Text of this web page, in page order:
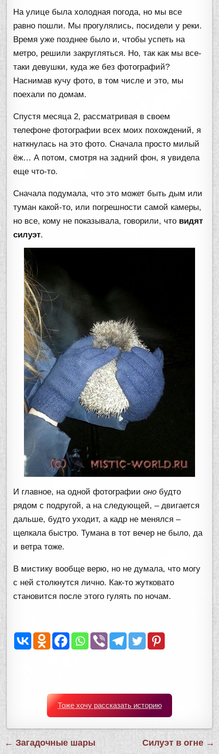
На улице была холодная погода, но мы все
равно пошли. Мы прогулялись, посидели у реки.
Время уже позднее было и, чтобы успеть на
метро, решили закругляться. Но, так как мы все-
таки девушки, куда же без фотографий?
Наснимав кучу фото, в том числе и это, мы
поехали по домам.
Спустя месяца 2, рассматривая в своем
телефоне фотографии всех моих похождений, я
наткнулась на это фото. Сначала просто милый
ёж… А потом, смотря на задний фон, я увидела
еще что-то.
Сначала подумала, что это может быть дым или
туман какой-то, или погрешности самой камеры,
но все, кому не показывала, говорили, что видят
силуэт.
И главное, на одной фотографиионо будто
рядом с подругой, а на следующей, – двигается
дальше, будто уходит, а кадр не менялся –
щелкала быстро. Тумана в тот вечер не было, да
и ветра тоже.
В мистику вообще верю, но не думала, что могу
с ней столкнутся лично. Как-то жутковато
становится после этого гулять по ночам.
Тоже хочу рассказать историю
Навигация
по
← Загадочные шары Силуэт в огне →